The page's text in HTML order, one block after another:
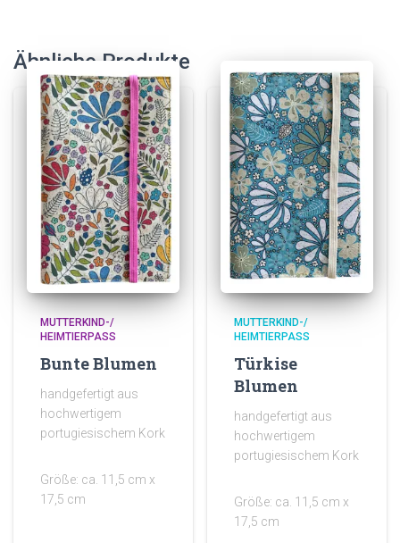
Ähnliche Produkte
MUTTERKIND-/
HEIMTIERPASS
Bunte Blumen
handgefertigt aus
hochwertigem
portugiesischem Kork
Größe: ca. 11,5 cm x
17,5 cm
MUTTERKIND-/
HEIMTIERPASS
Türkise
Blumen
handgefertigt aus
hochwertigem
portugiesischem Kork
Größe: ca. 11,5 cm x
17,5 cm